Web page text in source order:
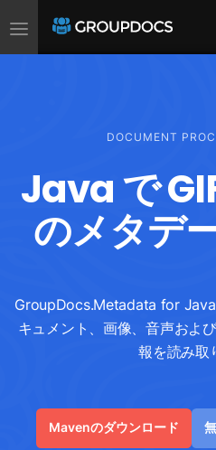
Toggle
navigation
DOCUMENT
Java で
のメタデ
GroupDocs.Metadata for
キュメント、画像、音声およ
報を読み取
Mavenのダウンロード